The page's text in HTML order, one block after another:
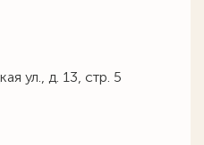
ул., д. 13, стр. 5